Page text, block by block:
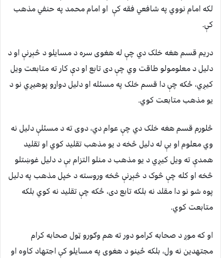
لکه امام نووي په شافعي فقه کې او امام محمد په حنفي مذهب
کې.
دريم قسم هغه خلک دي چې له هغوى سره د مسایلو د څېړنې او د
دليل د معلومولو طاقت وي چې دی تابع او دې کار ته متابعت ويل
کيږي، ځکه چې دا قسم خلک په مسئله او دليل دواړو پوهيږي نو د
يو مذهب متابعت کوي.
څلورم قسم هغه خلک دي چې عوام دي، دوی ته د مسئلې دليل نه
وي معلوم او بې له دليل څخه د يو مذهب تقليد کوي او تقليد
همدې ته ويل کيږي د يو مذهب د منلو التزام بې د دليل غوښتلو
څخه او کله چې څوک د څېړنې څخه وروسته د خپل مذهب په دليل
پوه شو نو دا مقلد نه بلکه تابع دی، ځکه چې تقليد نه کوي بلکه
متابعت کوي.
او که موږ د صحابه کرامو دور ته هم وګورو ټول صحابه کرام
مجتهدين نه ول، بلکه ځينو د هغوى په مسایلو کې اجتهاد کاوه او